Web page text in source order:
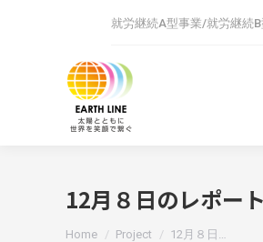
就労継続A型事業/就労継続
12月８日のレポート
You are here:
Home Project 12月８日…